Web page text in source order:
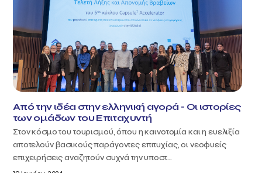
Από την ιδέα στην ελληνική αγορά - Οι ιστορίες
των ομάδων του Επιταχυντή
Στον κόσμο του τουρισμού, όπου η καινοτομία και η ευελιξία
αποτελούν βασικούς παράγοντες επιτυχίας, οι νεοφυείς
επιχειρήσεις αναζητούν συχνά την υποστ...